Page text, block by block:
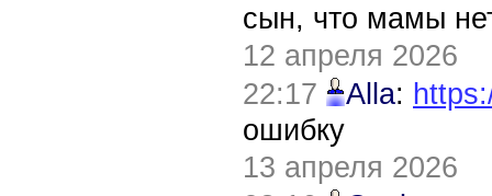
сын, что мамы
12 апреля 2026
22:17
Alla:
ошибку
13 апреля 2026